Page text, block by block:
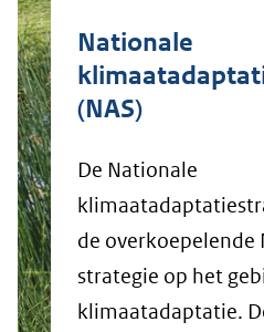
Nationale
(NAS)
De Nationale
de overkoepelende
strategie op het
klimaatadaptatie.